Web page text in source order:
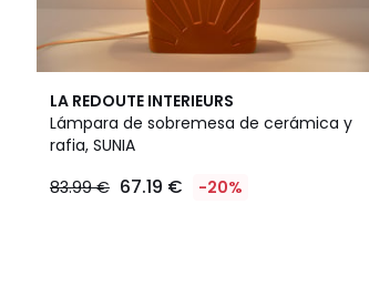
LA REDOUTE INTERIEURS
Lámpara de sobremesa de cerámica y
rafia, SUNIA
83.99 € 67.19 € -20%